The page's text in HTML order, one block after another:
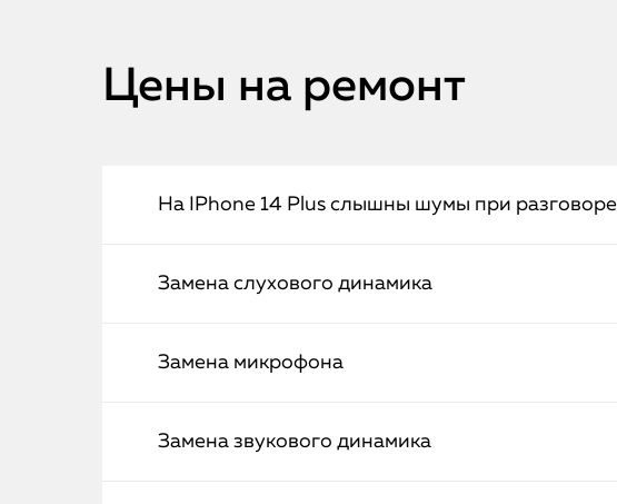
Цены на ремонт
На IPhone 14 Plus слышны шумы при разговоре
Замена слухового динамика
Замена микрофона
Замена звукового динамика